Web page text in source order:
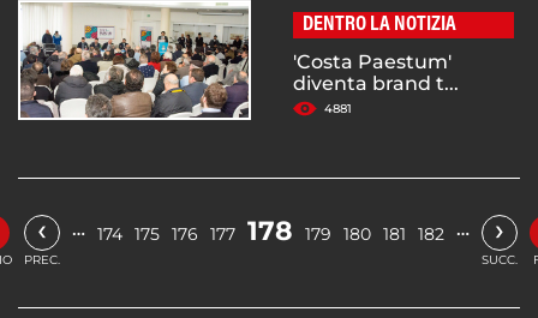
DENTRO LA NOTIZIA
'Costa Paestum'
diventa brand t...
4881
‹
PREC.
… 174 175 176 177 178 179 180 181 182 … ›
SUCC.